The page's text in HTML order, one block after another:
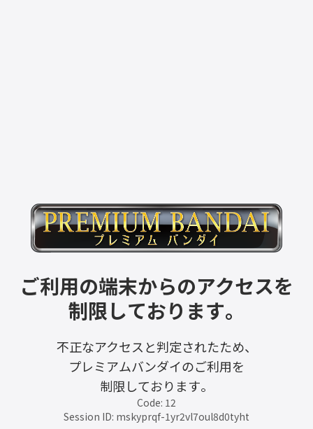
ご利用の端末からのアクセスを
制限しております。
不正なアクセスと判定されたため、
プレミアムバンダイのご利用を
制限しております。
Code: 12
Session ID: mskyprqf-1yr2vl7oul8d0tyht